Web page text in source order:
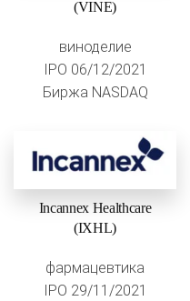
(VINE)
виноделие
IPO 06/12/2021
Биржа NASDAQ
Incannex Healthcare
(IXHL)
фармацевтика
IPO 29/11/2021